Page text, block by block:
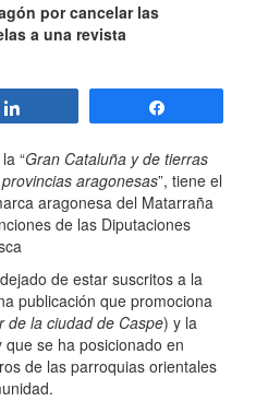
por cancelar las
a una revista
“Gran Cataluña y de tierras
aragonesas”, tiene el
aragonesa del Matarraña
de las Diputaciones
de estar suscritos a la
publicación que promociona
de la ciudad de Caspe) y la
se ha posicionado en
de las parroquias orientales